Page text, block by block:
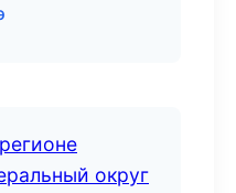
округ